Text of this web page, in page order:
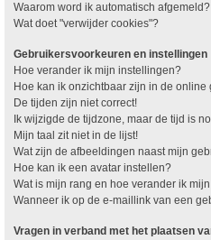
Waarom word ik automatisch afgemeld?
Wat doet "verwijder cookies"?
Gebruikersvoorkeuren en instellingen
Hoe verander ik mijn instellingen?
Hoe kan ik onzichtbaar zijn in de online
De tijden zijn niet correct!
Ik wijzigde de tijdzone, maar de tijd is
Mijn taal zit niet in de lijst!
Wat zijn de afbeeldingen naast mijn
Hoe kan ik een avatar instellen?
Wat is mijn rang en hoe verander ik
Wanneer ik op de e-maillink van een
Vragen in verband met het plaatsen